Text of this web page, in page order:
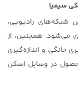
شبکه‌های رادیویی،
می‌شود. همچنین، از
خانگی و اندازه‌گیری
محصول در وسایل اسکن